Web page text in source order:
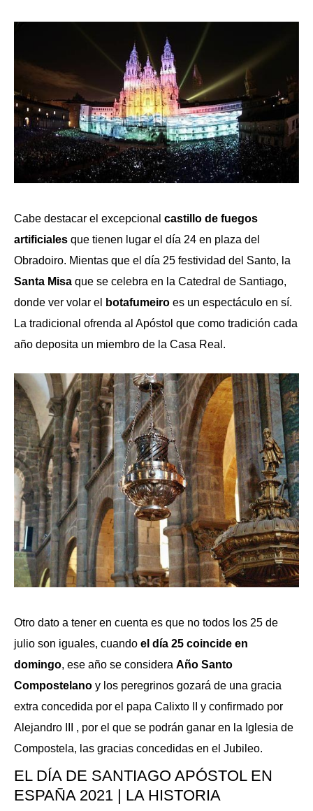
Cabe destacar el excepcional castillo de fuegos
artificiales que tienen lugar el día 24 en plaza del
Obradoiro. Mientas que el día 25 festividad del Santo, la
Santa Misa que se celebra en la Catedral de Santiago,
donde ver volar el
botafumeiro es un espectáculo en sí.
La tradicional ofrenda al Apóstol que como tradición cada
año deposita un miembro de la Casa Real.
Otro dato a tener en cuenta es que no todos los 25 de
julio son iguales, cuando el día 25 coincide en
domingo, ese año se considera Año Santo
Compostelano y los peregrinos gozará de una gracia
extra concedida por el papa Calixto II y confirmado por
Alejandro III , por el que se podrán ganar en la Iglesia de
Compostela, las gracias concedidas en el Jubileo.
EL DÍA DE SANTIAGO APÓSTOL EN
ESPAÑA 2021 | LA HISTORIA